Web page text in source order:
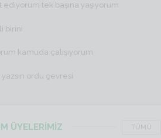
tek başına yaşıyorum
birini
kamuda çalışıyorum
ordu çevresi
ÜYELERİMİZ TÜMÜ